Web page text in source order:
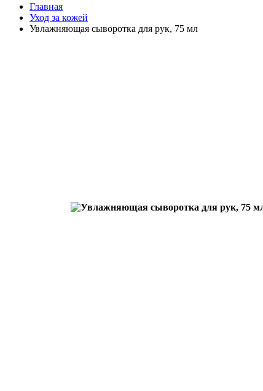
Главная
Уход за кожей
Увлажняющая сыворотка для рук, 75 мл